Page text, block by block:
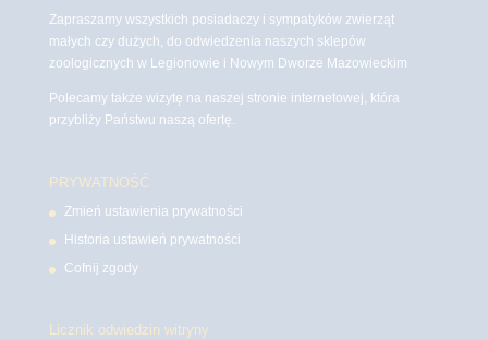
Zapraszamy wszystkich posiadaczy i sympatyków zwierząt
małych czy dużych, do odwiedzenia naszych sklepów
zoologicznych w Legionowie i Nowym Dworze Mazowieckim
Polecamy także wizytę na naszej stronie internetowej, która
przybliży Państwu naszą ofertę.
PRYWATNOŚĆ
Zmień ustawienia prywatności
Historia ustawień prywatności
Cofnij zgody
Licznik odwiedzin witryny